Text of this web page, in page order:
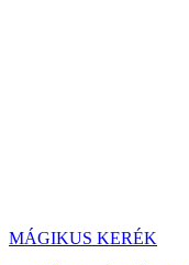
MÁGIKUS KERÉK